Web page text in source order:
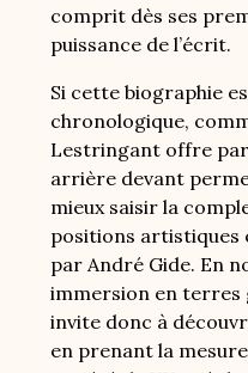
comprit dès ses
puissance de l’écrit.
Si cette biographie
chronologique,
Lestringant offre
arrière devant
mieux saisir la
positions artistiques
par André Gide. En
immersion en terres
invite donc à
en prenant la